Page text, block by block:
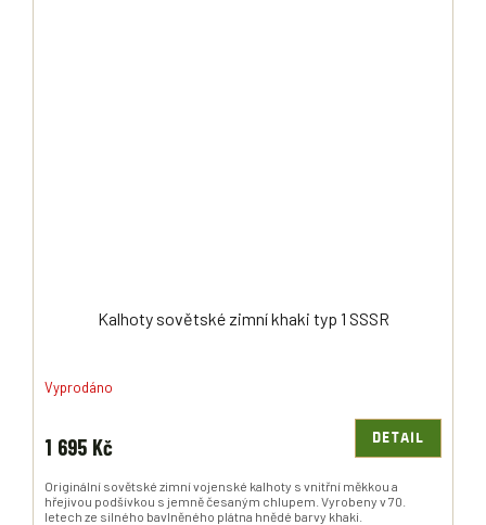
Kalhoty sovětské zimní khaki typ 1 SSSR
Vyprodáno
1 695 Kč DETAIL
Originální sovětské zimní vojenské kalhoty s vnitřní měkkou a
hřejivou podšívkou s jemně česaným chlupem. Vyrobeny v 70.
letech ze silného bavlněného plátna hnědé barvy khaki.